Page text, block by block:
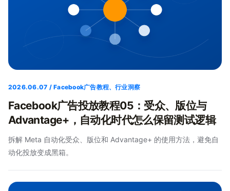
2026.06.07 / Facebook广告教程、行业洞察
Facebook广告投放教程05：受众、版位与
Advantage+，自动化时代怎么保留测试逻辑
拆解 Meta 自动化受众、版位和 Advantage+ 的使用方法，避免自
动化投放变成黑箱。